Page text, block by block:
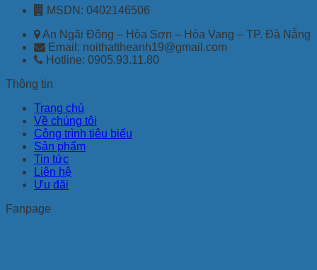
MSDN: 0402146506
An Ngãi Đông – Hòa Sơn – Hòa Vang – TP. Đà Nẵng
Email: noithattheanh19@gmail.com
Hotline: 0905.93.11.80
Thông tin
Trang chủ
Về chúng tôi
Công trình tiêu biểu
Sản phẩm
Tin tức
Liên hệ
Ưu đãi
Fanpage